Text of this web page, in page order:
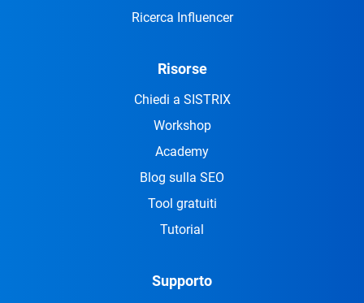
Ricerca Influencer
Risorse
Chiedi a SISTRIX
Workshop
Academy
Blog sulla SEO
Tool gratuiti
Tutorial
Supporto